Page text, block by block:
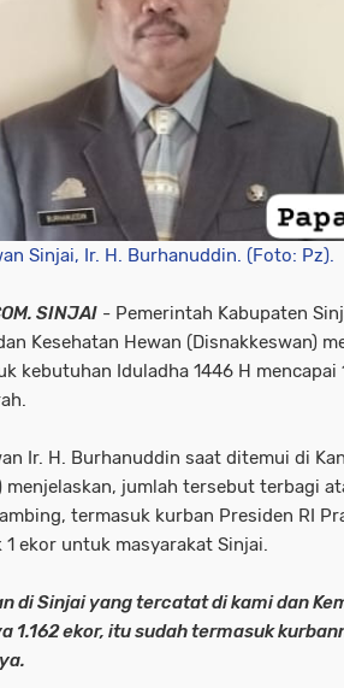
Sinjai, Ir. H. Burhanuddin. (Foto: Pz).
SINJAI - Pemerintah Kabupaten
Kesehatan Hewan (Disnakkeswan)
kebutuhan Iduladha 1446 H mencapai
Ir. H. Burhanuddin saat ditemui di
jumlah tersebut terbagi
termasuk kurban Presiden RI
ekor untuk masyarakat Sinjai.
di Sinjai yang tercatat di kami dan
1.162 ekor, itu sudah termasuk